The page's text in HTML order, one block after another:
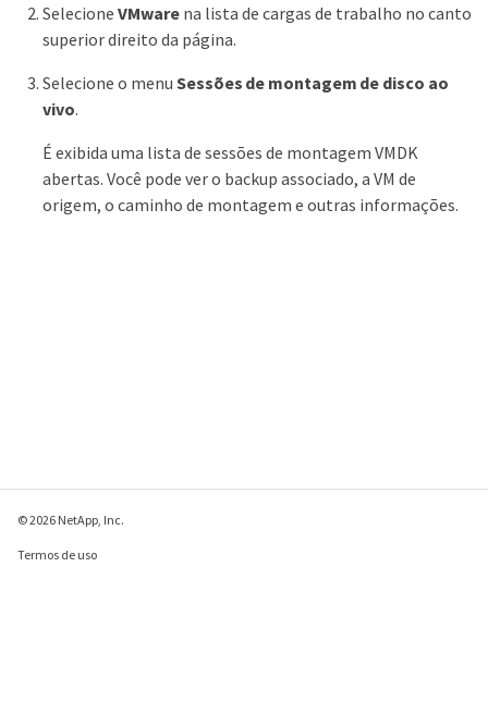
Selecione VMwarena lista de cargas de trabalho no canto
superior direito da página.
Selecione o menu Sessões de montagem de disco ao
vivo.
É exibida uma lista de sessões de montagem VMDK
abertas. Você pode ver o backup associado, a VM de
origem, o caminho de montagem e outras informações.
© 2026 NetApp, Inc.
Termos de uso